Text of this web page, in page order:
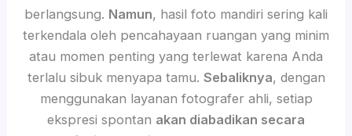
berlangsung. Namun, hasil foto mandiri sering kali
terkendala oleh pencahayaan ruangan yang minim
atau momen penting yang terlewat karena Anda
terlalu sibuk menyapa tamu. Sebaliknya, dengan
menggunakan layanan fotografer ahli, setiap
ekspresi spontan akan diabadikan secara